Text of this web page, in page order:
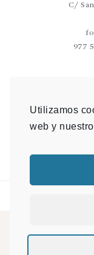
Utilizamos
web y
C/
977
977